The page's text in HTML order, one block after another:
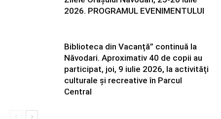
2026. PROGRAMUL EVENIMENTULUI
Biblioteca din Vacanță” continuă la
Năvodari. Aproximativ 40 de copii au
participat, joi, 9 iulie 2026, la activități
culturale și recreative în Parcul
Central